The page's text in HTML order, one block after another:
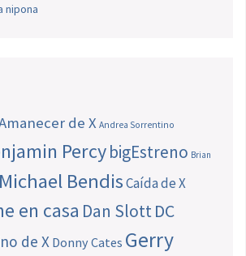
nipona
de X Andrea Sorrentino
PercybigEstreno Brian
BendisCaída de X
en casa Dan SlottDC
de X Donny Cates Gerry